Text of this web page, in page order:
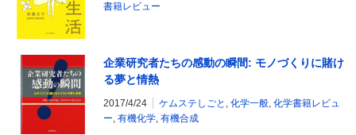
書籍レビュー
企業研究者たちの感動の瞬間: モノづくりに賭け
る夢と情熱
2017/4/24 ケムステしごと , 化学一般, 化学書籍レビュ
ー, 有機化学, 有機合成